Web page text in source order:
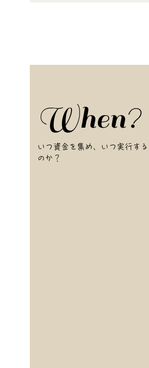
When?
いつ資金を集め、いつ実行する
のか？